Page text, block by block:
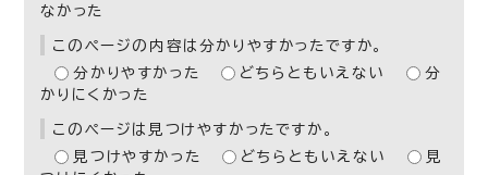
なかった
このページの内容は分かりやすかったですか。
分かりやすかった
どちらともいえない
分
かりにくかった
このページは見つけやすかったですか。
見つけやすかった
どちらともいえない
見